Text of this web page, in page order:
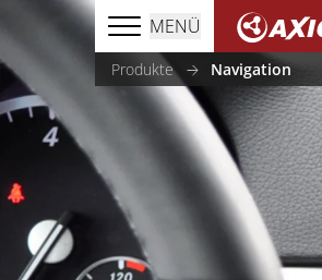
MENÜ
Produkte Navigation